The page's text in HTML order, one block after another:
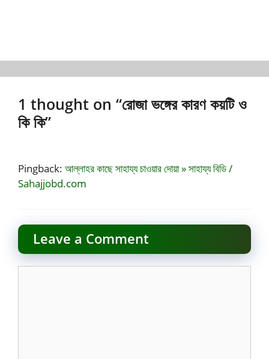
1 thought on “রোজা ভঙ্গের কারণ কয়টি ও
কি কি”
Pingback: আল্লাহর কাছে সাহায্য চাওয়ার দোয়া » সাহায্য বিডি /
Sahajjobd.com
Leave a Comment